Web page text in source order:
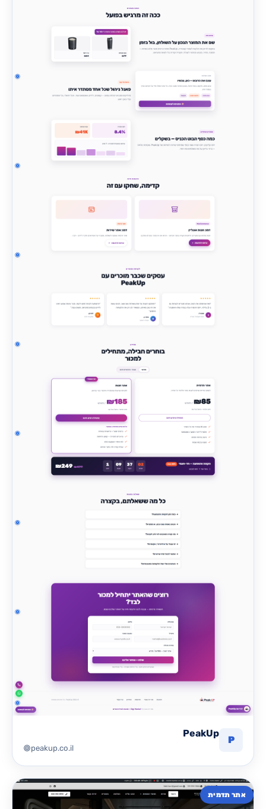
P
PeakUp
peakup.co.il
אתר תדמית